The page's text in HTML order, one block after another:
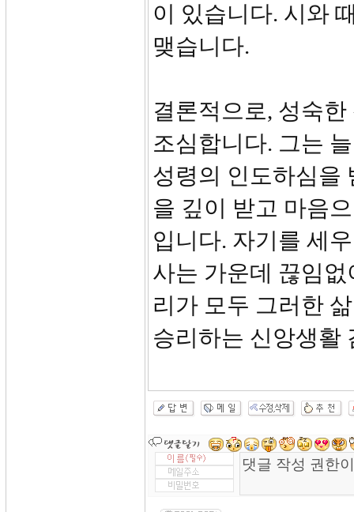
이 있습니다. 시와
맺습니다.
결론적으로, 성숙
조심합니다. 그는
성령의 인도하심을
을 깊이 받고 마음
입니다. 자기를 세
사는 가운데 끊임
리가 모두 그러한
승리하는 신앙생활